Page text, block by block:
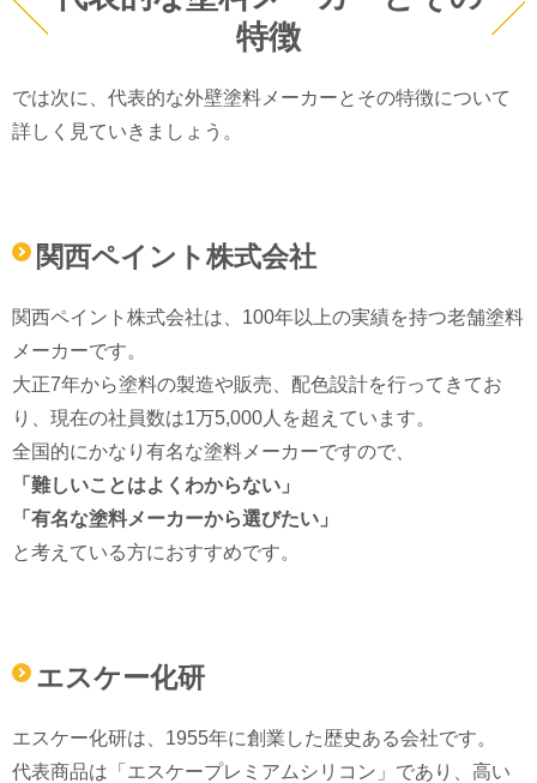
特徴
では次に、代表的な外壁塗料メーカーとその特徴について
詳しく見ていきましょう。
関西ペイント株式会社
関西ペイント株式会社は、100年以上の実績を持つ老舗塗料
メーカーです。
大正7年から塗料の製造や販売、配色設計を行ってきてお
り、現在の社員数は1万5,000人を超えています。
全国的にかなり有名な塗料メーカーですので、
「難しいことはよくわからない」
「有名な塗料メーカーから選びたい」
と考えている方におすすめです。
エスケー化研
エスケー化研は、1955年に創業した歴史ある会社です。
代表商品は「エスケープレミアムシリコン」であり、高い